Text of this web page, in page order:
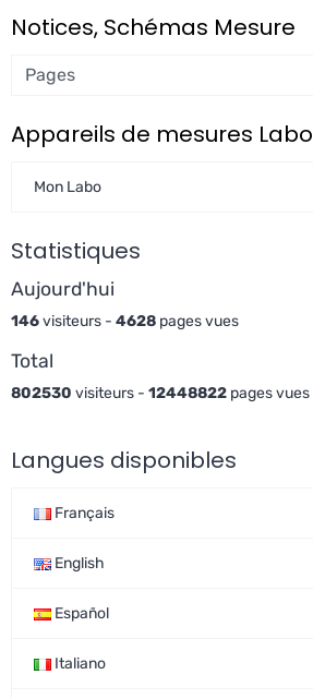
Notices, Schémas Mesure
Appareils de mesures Labo
Mon Labo
Statistiques
Aujourd'hui
146visiteurs - 4628 pages vues
Total
802530 visiteurs - 12448822 pages vues
Langues disponibles
Français
English
Español
Italiano